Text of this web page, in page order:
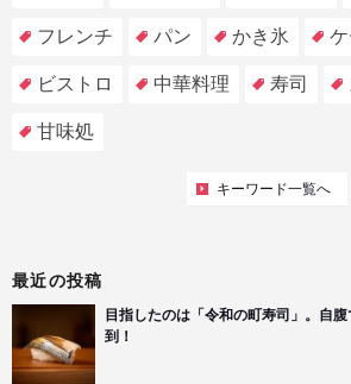
フレンチ パン かき氷
ビストロ 中華料理 寿司
甘味処
キーワード一覧へ
最近の投稿
目指したのは「令和の町寿司」。自
到！